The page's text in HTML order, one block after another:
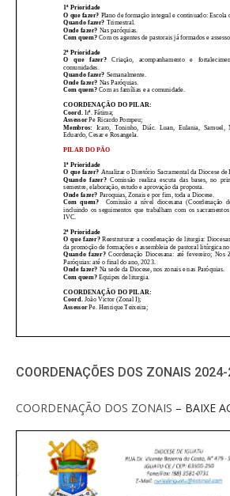
COORDENAÇÕES DOS ZONAIS
COORDENAÇÃO DOS ZONAIS – BAIXE